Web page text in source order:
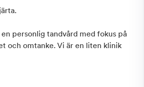
en personlig tandvård med fokus på
och omtanke. Vi är en liten klinik
alltid står i centrum.